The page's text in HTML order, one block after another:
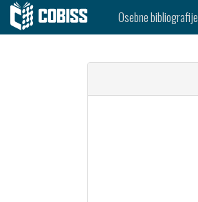
Osebne bibliografije